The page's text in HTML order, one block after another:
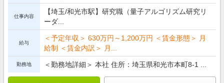
仕事内容
【埼玉/和光市駅】研究職（量子アルゴリズム研究リ
ーダ...
給与
＜予定年収＞ 630万円～1,200万円 ＜賃金形態＞ 月
給制 ＜賃金内訳＞ 月...
勤務地 ＜勤務地詳細＞ 本社 住所：埼玉県和光市本町8-1 ...